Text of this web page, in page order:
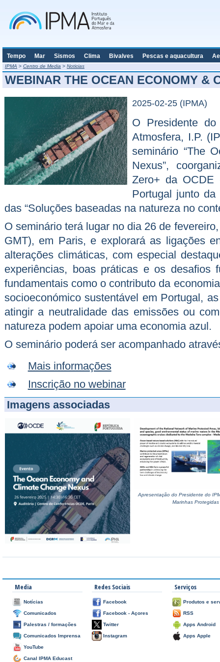
Tempo Mar Sismos Clima Bivalves Pescas e aquacultura
IPMA > Centro de Media > Noticias
WEBINAR THE OCEAN ECONOMY &
2025-02-25 (IPMA)
O Presidente
Atmosfera, I.P.
seminário “The
Nexus”,
Zero+ da OCDE
Portugal junto
das “Soluções baseadas na natureza no
O seminário terá lugar no dia 26 de
GMT), em Paris, e explorará as ligações
alterações climáticas, com especial
experiências, boas práticas e os desafios
fundamentais como o contributo da
socioeconómico sustentável em Portugal,
atingir a neutralidade das emissões ou
natureza podem apoiar uma economia azul.
O seminário poderá ser acompanhado
Mais informações
Inscrição no webinar
Imagens associadas
Apresentação do Presidente do
Marinhas Protegidas
Media
Notícias
Comunicados
Palestras / formações
Comunicados Imprensa
YouTube
Canal IPMA Educast
Redes Sociais
Facebook
Facebook - Açores
Twitter
Instagram
Serviços
Produtos e
RSS
Apps Android
Apps Apple